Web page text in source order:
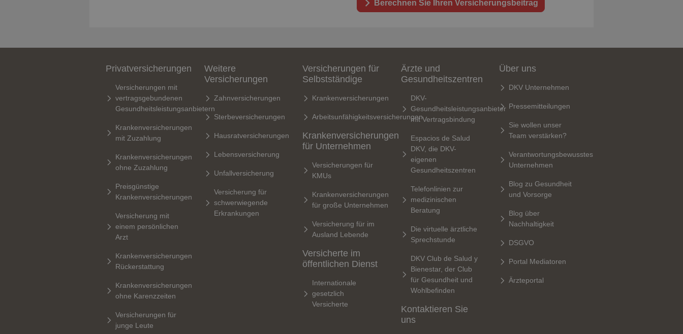
Berechnen Sie Ihren Versicherungsbeitrag
Privatversicherungen
Versicherungen mit
vertragsgebundenen
Gesundheitsleistungsanbietern
Krankenversicherungen
mit Zuzahlung
Krankenversicherungen
ohne Zuzahlung
Preisgünstige
Krankenversicherungen
Versicherung mit
einem persönlichen
Arzt
Krankenversicherungen
Rückerstattung
Krankenversicherungen
ohne Karenzzeiten
Versicherungen für
junge Leute
Weitere
Versicherungen
Zahnversicherungen
Sterbeversicherungen
Hausratversicherungen
Lebensversicherung
Unfallversicherung
Versicherung für
schwerwiegende
Erkrankungen
Versicherungen für
Selbstständige
Krankenversicherungen
Arbeitsunfähigkeitsversicherungen
Krankenversicherungen
für Unternehmen
Versicherungen für
KMUs
Krankenversicherungen
für große Unternehmen
Versicherung für im
Ausland Lebende
Versicherte im
öffentlichen Dienst
Internationale
gesetzlich
Versicherte
Ärzte und
Gesundheitszentren
DKV-
Gesundheitsleistungsanbieter
mit Vertragsbindung
Espacios de Salud
DKV, die DKV-
eigenen
Gesundheitszentren
Telefonlinien zur
medizinischen
Beratung
Die virtuelle ärztliche
Sprechstunde
DKV Club de Salud y
Bienestar, der Club
für Gesundheit und
Wohlbefinden
Kontaktieren Sie
uns
Über uns
DKV Unternehmen
Pressemitteilungen
Sie wollen unser
Team verstärken?
Verantwortungsbewusstes
Unternehmen
Blog zu Gesundheit
und Vorsorge
Blog über
Nachhaltigkeit
DSGVO
Portal Mediatoren
Ärzteportal